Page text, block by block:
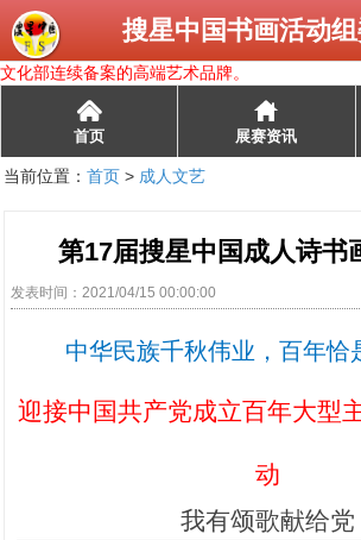
搜星中国书画活动
文化部连续备案的高端艺术品牌。
󰄫
首页 展赛资讯
当前位置： 首页> 成人文艺
第17届搜星中国成人诗书
发表时间：2021/04/15 00:00:00
中华民族千秋伟业，百年恰
迎接中国共产党成立百年大型
动
我有颂歌献给党